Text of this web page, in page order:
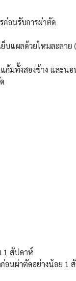
อนรับการผ่าตัด
แผลด้วยไหมละลาย
ทั้งสองข้าง และนอ
1 สัปดาห์
อนผ่าตัดอย่างน้อย 1